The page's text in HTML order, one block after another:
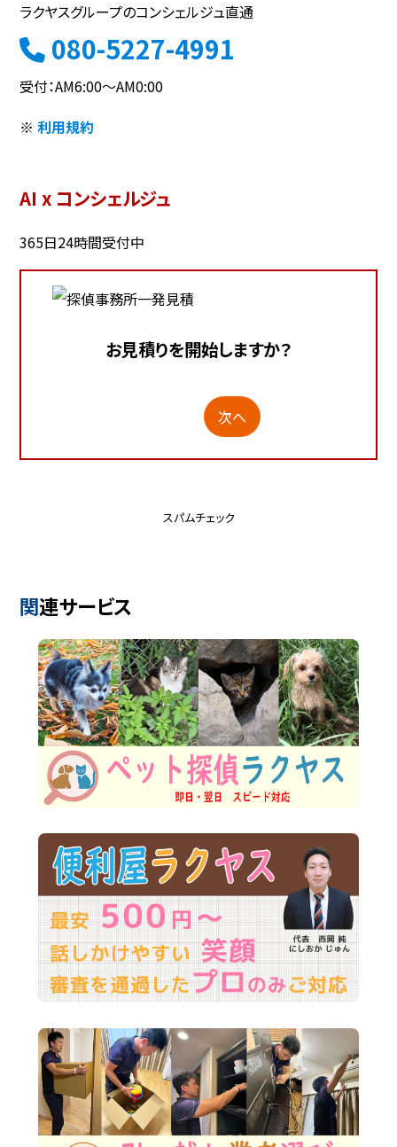
ラクヤスグループのコンシェルジュ直通
080-5227-4991
受付：AM6:00～AM0:00
※利用規約
AI x コンシェルジュ
365日24時間受付中
お見積りを開始しますか？
次へ
スパムチェック
関連サービス